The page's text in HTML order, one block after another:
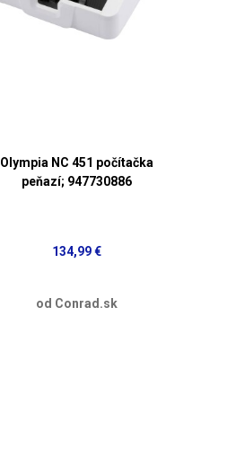
Olympia NC 451 počítačka
peňazí; 947730886
134,99 €
od Conrad.sk